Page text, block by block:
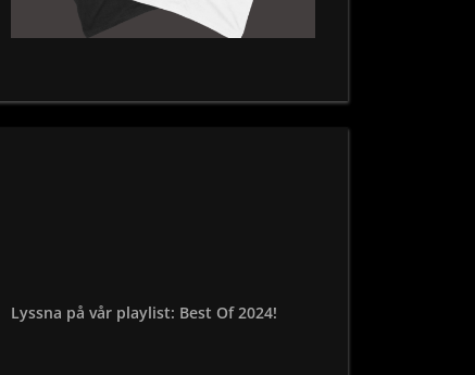
Lyssna på vår playlist: Best Of 2024!